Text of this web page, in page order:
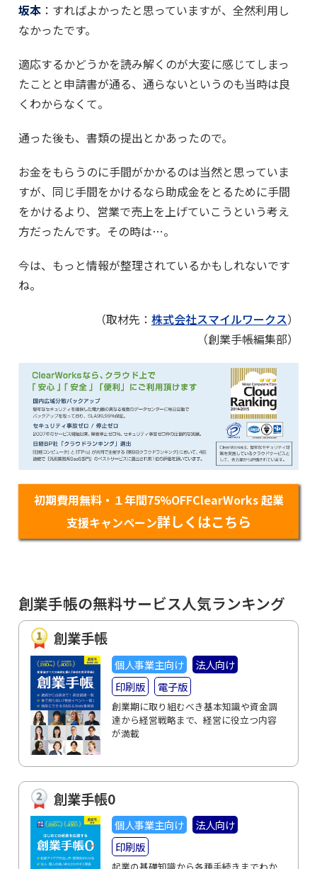
坂本 ：すればよかったと思っていますが、全然利用し
なかったです。
適応するかどうかを読み解くのが大変に感じてしまっ
たことと申請書が通る、通らないというのも当時は良
くわからなくて。
通った後も、書類の提出とかあったので。
お金をもらうのに手間がかかるのは当然と思っていま
すが、同じ手間をかけるなら助成金をとるために手間
をかけるより、営業で売上を上げていこうという考え
方だったんです。その時は…。
今は、もっと情報が整理されているかもしれないです
ね。
（取材先： 株式会社スマイルワークス）
（創業手帳編集部）
初期費用無料・１年間75%OFFClearWorks 起業
支援キャンペーン詳しくはこちら
創業手帳の無料サービス人気ランキング
創業手帳
個人事業主向け
法人向け
印刷版
電子版
創業期に取り組むべき基本知識や資金調
達から経営戦略まで、経営に役立つ内容
が満載
創業手帳0
個人事業主向け
法人向け
印刷版